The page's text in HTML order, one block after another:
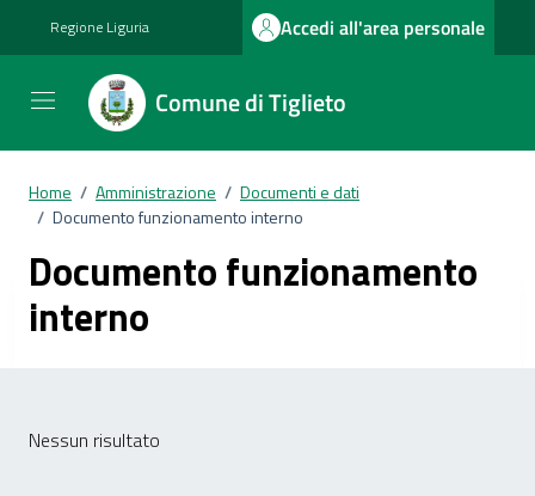
Regione Liguria Accedi all'area personale
Comune di Tiglieto
Home / Amministrazione / Documenti e dati
/ Documento funzionamento interno
Documento funzionamento
interno
Nessun risultato